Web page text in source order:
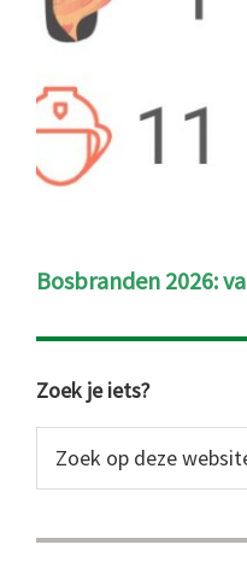
Bosbranden 2026:
Primaire
Sidebar
Zoek je iets?
op
website